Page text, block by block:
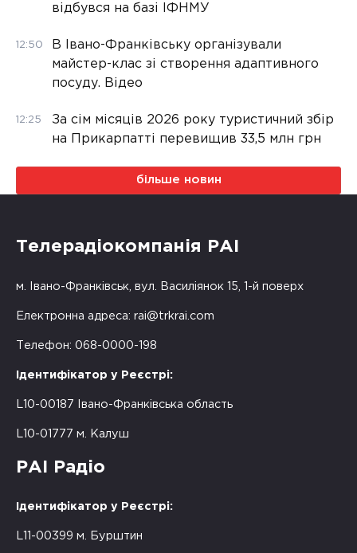
відбувся на базі ІФНМУ
12:50
В Івано-Франківську організували
майстер-клас зі створення адаптивного
посуду. Відео
12:25
За сім місяців 2026 року туристичний збір
на Прикарпатті перевищив 33,5 млн грн
більше новин
Телерадіокомпанія РАІ
м. Івано-Франківськ, вул. Василіянок 15, 1-й поверх
Електронна адреса: rai@trkrai.com
Телефон: 068-0000-198
Ідентифікатор у Реєстрі:
L10-00187 Івано-Франківська область
L10-01777 м. Калуш
РАІ Радіо
Ідентифікатор у Реєстрі:
L11-00399 м. Бурштин